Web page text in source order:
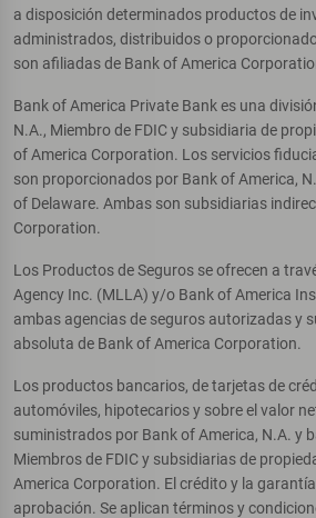
a disposición determinados productos de
administrados, distribuidos o
son afiliadas de Bank of America
Bank of America Private Bank es una
N.A., Miembro de FDIC y subsidiaria de
of America Corporation. Los servicios
son proporcionados por Bank of America,
of Delaware. Ambas son subsidiarias
Corporation.
Los Productos de Seguros se ofrecen a
Agency Inc. (MLLA) y/o Bank of America
ambas agencias de seguros autorizadas y
absoluta de Bank of America Corporation.
Los productos bancarios, de tarjetas de
automóviles, hipotecarios y sobre el valor
suministrados por Bank of America, N.A. y
Miembros de FDIC y subsidiarias de
America Corporation. El crédito y la
aprobación. Se aplican términos y